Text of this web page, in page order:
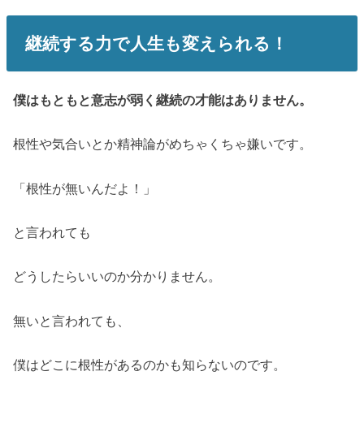
継続する力で人生も変えられる！
僕はもともと意志が弱く継続の才能はありません。
根性や気合いとか精神論がめちゃくちゃ嫌いです。
「根性が無いんだよ！」
と言われても
どうしたらいいのか分かりません。
無いと言われても、
僕はどこに根性があるのかも知らないのです。